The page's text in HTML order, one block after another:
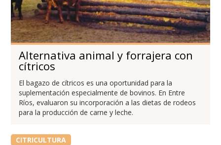
Alternativa animal y forrajera con
cítricos
El bagazo de cítricos es una oportunidad para la
suplementación especialmente de bovinos. En Entre
Ríos, evaluaron su incorporación a las dietas de rodeos
para la producción de carne y leche.
CITRICULTURA